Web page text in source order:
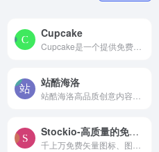
Cupcake
站酷海洛
Stockio-高质量的免费素材网站